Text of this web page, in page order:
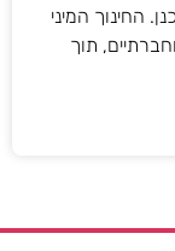
החינוך המיני
תוך